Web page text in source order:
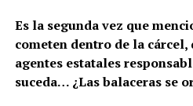
Es la segunda vez que
cometen dentro de la cárcel,
agentes estatales
suceda… ¿Las balaceras se